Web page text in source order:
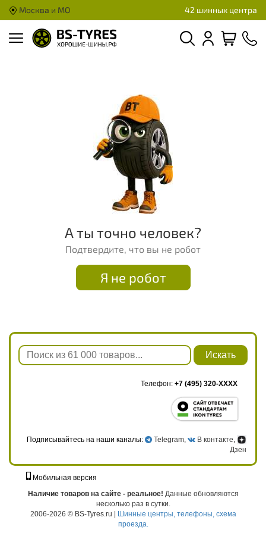
Москва и МО 42 шинных центра
А ты точно человек?
Подтвердите, что вы не робот
Я не робот
Искать
Телефон: +7 (495) 320-XXXX
Подписывайтесь на наши каналы: Telegram , В контакте
Дзен
Мобильная версия
Наличие товаров на сайте - реальное! Данные обновляются
несколько раз в сутки.
2006-2026 © BS-Tyres.ru | Шинные центры, телефоны, схема
проезда.